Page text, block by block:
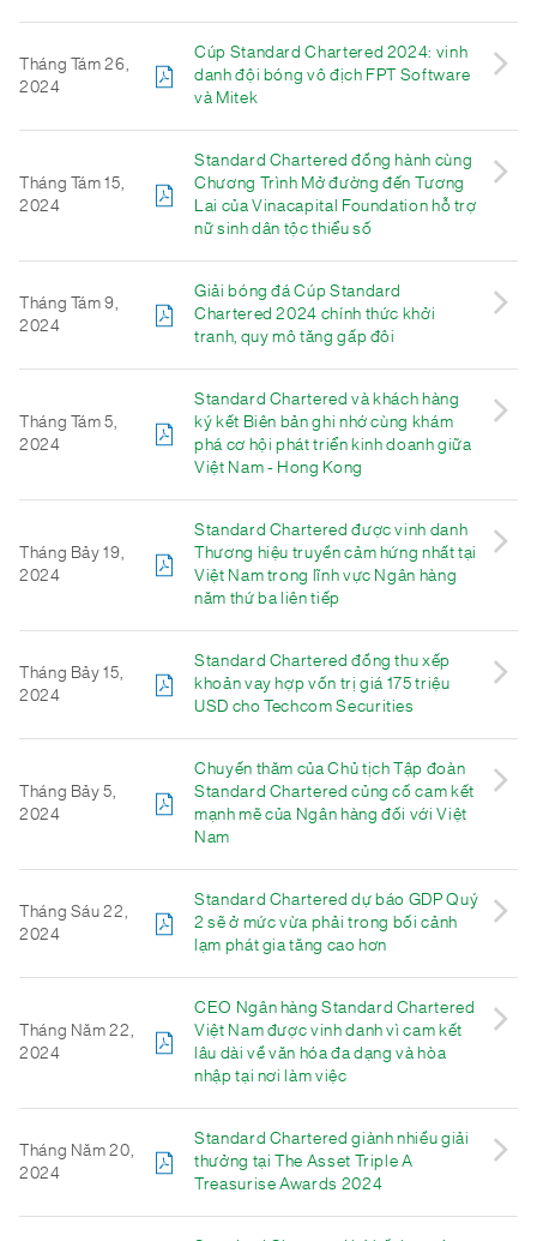
Tháng Tám 26,
2024
Cúp Standard Chartered 2024: vinh
danh đội bóng vô địch FPT Software
và Mitek
Tháng Tám 15,
2024
Standard Chartered đồng hành cùng
Chương Trình Mở đường đến Tương
Lai của Vinacapital Foundation hỗ trợ
nữ sinh dân tộc thiểu số
Tháng Tám 9,
2024
Giải bóng đá Cúp Standard
Chartered 2024 chính thức khởi
tranh, quy mô tăng gấp đôi
Tháng Tám 5,
2024
Standard Chartered và khách hàng
ký kết Biên bản ghi nhớ cùng khám
phá cơ hội phát triển kinh doanh giữa
Việt Nam - Hong Kong
Tháng Bảy 19,
2024
Standard Chartered được vinh danh
Thương hiệu truyền cảm hứng nhất tại
Việt Nam trong lĩnh vực Ngân hàng
năm thứ ba liên tiếp
Tháng Bảy 15,
2024
Standard Chartered đồng thu xếp
khoản vay hợp vốn trị giá 175 triệu
USD cho Techcom Securities
Tháng Bảy 5,
2024
Chuyến thăm của Chủ tịch Tập đoàn
Standard Chartered củng cố cam kết
mạnh mẽ của Ngân hàng đối với Việt
Nam
Tháng Sáu 22,
2024
Standard Chartered dự báo GDP Quý
2 sẽ ở mức vừa phải trong bối cảnh
lạm phát gia tăng cao hơn
Tháng Năm 22,
2024
CEO Ngân hàng Standard Chartered
Việt Nam được vinh danh vì cam kết
lâu dài về văn hóa đa dạng và hòa
nhập tại nơi làm việc
Tháng Năm 20,
2024
Standard Chartered giành nhiều giải
thưởng tại The Asset Triple A
Treasurise Awards 2024